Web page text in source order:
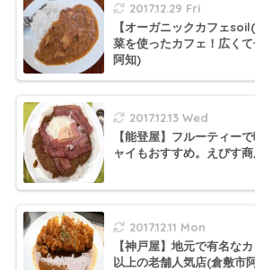
2017.12.29 Fri
【オーガニックカフェ
菜を使ったカフェ！広く
阿知)
2017.12.13 Wed
【能登屋】フルーティー
ャイもおすすめ。えびす
2017.12.11 Mon
【神戸屋】地元で有名な
以上の老舗人気店(倉敷市